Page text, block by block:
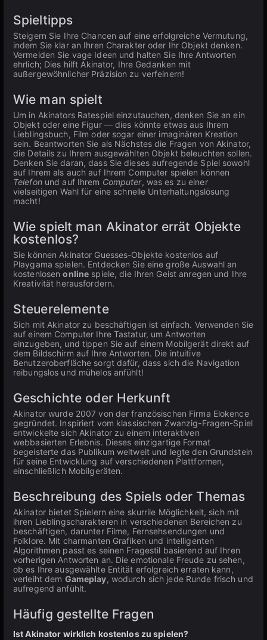
Spieltipps
Steigern Sie Ihre Chancen auf eine erfolgreiche Vermutung,
indem Sie klar an Ihren Charakter oder Ihr Objekt denken.
Vermeiden Sie vage Ideen und halten Sie Ihre Antworten
ehrlich; Dies hilft Akinator, Ihre Gedanken mit
außergewöhnlicher Präzision zu verfeinern!
Wie man spielt
Um in Akinators Ratespiel einzutauchen, denken Sie an ein
Objekt oder eine Figur — dies könnte etwas aus Ihrem
Lieblingsbuch, Film oder sogar einer imaginären Kreation
sein. Beantworten Sie als Nächstes die Fragen von Akinator,
die Details zu Ihrem ausgewählten Objekt beleuchten sollen.
Denken Sie daran, dass Sie dieses aufregende Spiel sowohl
auf Ihrem als auch auf Ihrem Computer spielen können
Telefonund auf Ihrem Computer, was es zu einer
vielseitigen Wahl für eine schnelle Unterhaltungslösung
macht!
Wie spielt man Akinator errät Objekte
kostenlos?
Sie können Akinator Guesses-Objekte kostenlos auf
Playgama spielen. Entdecken Sie eine große Auswahl an
kostenlosenonline spiele, die Ihren Geist anregen und Ihre
Kreativität herausfordern.
Steuerelemente
Sich mit Akinator zu beschäftigen ist einfach. Verwenden Sie
auf einem Computer Ihre Tastatur, um Antworten
einzugeben, und tippen Sie auf einem Mobilgerät direkt auf
dem Bildschirm auf Ihre Antworten. Die intuitive
Benutzeroberfläche sorgt dafür, dass sich die Navigation
reibungslos und mühelos anfühlt!
Geschichte oder Herkunft
Akinator wurde 2007 von der französischen Firma Elokence
gegründet. Inspiriert vom klassischen Zwanzig-Fragen-Spiel
entwickelte sich Akinator zu einem interaktiven
webbasierten Erlebnis. Dieses einzigartige Format
begeisterte das Publikum weltweit und legte den Grundstein
für seine Entwicklung auf verschiedenen Plattformen,
einschließlich Mobilgeräten.
Beschreibung des Spiels oder Themas
Akinator bietet Spielern eine skurrile Möglichkeit, sich mit
ihren Lieblingscharakteren in verschiedenen Bereichen zu
beschäftigen, darunter Filme, Fernsehsendungen und
Folklore. Mit charmanten Grafiken und intelligenten
Algorithmen passt es seinen Fragestil basierend auf Ihren
vorherigen Antworten an. Die emotionale Freude zu sehen,
ob es Ihre ausgewählte Entität erfolgreich erraten kann,
verleiht dem Gameplay, wodurch sich jede Runde frisch und
aufregend anfühlt.
Häufig gestellte Fragen
Ist Akinator wirklich kostenlos zu spielen?